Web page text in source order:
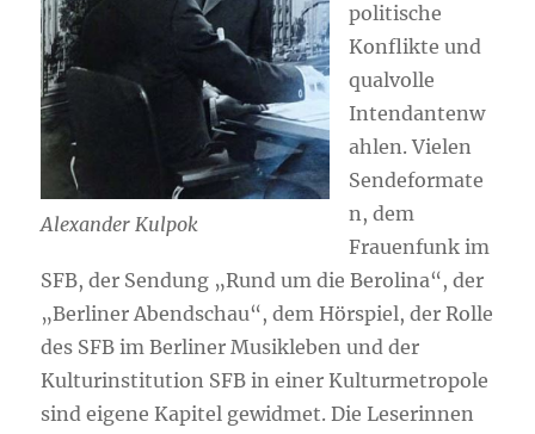
Alexander Kulpok
politische
Konflikte und
qualvolle
Intendantenw
ahlen. Vielen
Sendeformate
n, dem
Frauenfunk im
SFB, der Sendung „Rund um die Berolina“, der
„Berliner Abendschau“, dem Hörspiel, der Rolle
des SFB im Berliner Musikleben und der
Kulturinstitution SFB in einer Kulturmetropole
sind eigene Kapitel gewidmet. Die Leserinnen